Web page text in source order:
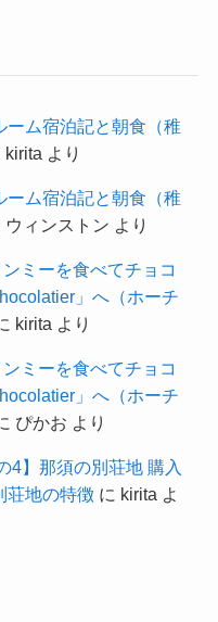
ーム宿泊記と朝食（稚
kirita より
ーム宿泊記と朝食（稚
ウィンストン より
ミーを食べてチョコ
」へ（ホーチ
kirita より
ミーを食べてチョコ
」へ（ホーチ
ぴかお より
4】那須の別荘地 購入
地の特徴に kirita よ